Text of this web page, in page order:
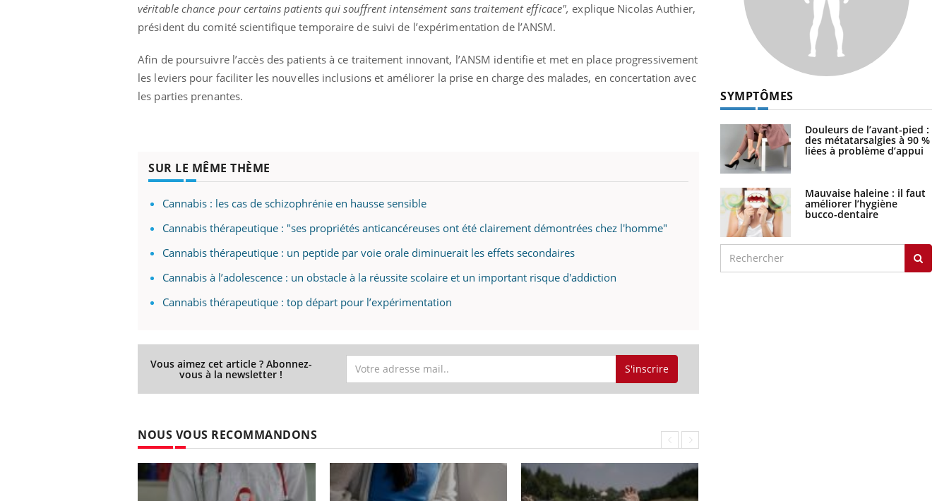
véritable chance pour certains patients qui souffrent intensément sans traitement efficace", explique Nicolas Authier,
président du comité scientifique temporaire de suivi de l’expérimentation de l’ANSM.
Afin de poursuivre l’accès des patients à ce traitement innovant, l’ANSM identifie et met en place progressivement
les leviers pour faciliter les nouvelles inclusions et améliorer la prise en charge des malades, en concertation avec
les parties prenantes.
SUR LE MÊME THÈME
Cannabis : les cas de schizophrénie en hausse sensible
Cannabis thérapeutique : "ses propriétés anticancéreuses ont été clairement démontrées chez l'homme"
Cannabis thérapeutique : un peptide par voie orale diminuerait les effets secondaires
Cannabis à l’adolescence : un obstacle à la réussite scolaire et un important risque d'addiction
Cannabis thérapeutique : top départ pour l’expérimentation
Vous aimez cet article ? Abonnez-
vous à la newsletter ! S'inscrire
NOUS VOUS RECOMMANDONS
SYMPTÔMES
Douleurs de l’avant-pied :
des métatarsalgies à 90 %
liées à problème d’appui
Mauvaise haleine : il faut
améliorer l’hygiène
bucco-dentaire